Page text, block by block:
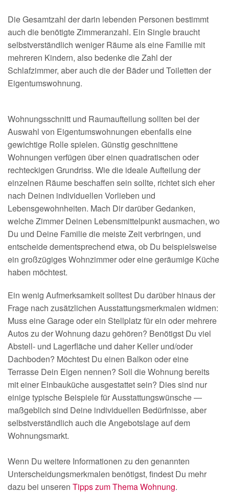
Die Gesamtzahl der darin lebenden Personen bestimmt
auch die benötigte Zimmeranzahl. Ein Single braucht
selbstverständlich weniger Räume als eine Familie mit
mehreren Kindern, also bedenke die Zahl der
Schlafzimmer, aber auch die der Bäder und Toiletten der
Eigentumswohnung.
Wohnungsschnitt und Raumaufteilung sollten bei der
Auswahl von Eigentumswohnungen ebenfalls eine
gewichtige Rolle spielen. Günstig geschnittene
Wohnungen verfügen über einen quadratischen oder
rechteckigen Grundriss. Wie die ideale Aufteilung der
einzelnen Räume beschaffen sein sollte, richtet sich eher
nach Deinen individuellen Vorlieben und
Lebensgewohnheiten. Mach Dir darüber Gedanken,
welche Zimmer Deinen Lebensmittelpunkt ausmachen, wo
Du und Deine Familie die meiste Zeit verbringen, und
entscheide dementsprechend etwa, ob Du beispielsweise
ein großzügiges Wohnzimmer oder eine geräumige Küche
haben möchtest.
Ein wenig Aufmerksamkeit solltest Du darüber hinaus der
Frage nach zusätzlichen Ausstattungsmerkmalen widmen:
Muss eine Garage oder ein Stellplatz für ein oder mehrere
Autos zu der Wohnung dazu gehören? Benötigst Du viel
Abstell- und Lagerfläche und daher Keller und/oder
Dachboden? Möchtest Du einen Balkon oder eine
Terrasse Dein Eigen nennen? Soll die Wohnung bereits
mit einer Einbauküche ausgestattet sein? Dies sind nur
einige typische Beispiele für Ausstattungswünsche —
maßgeblich sind Deine individuellen Bedürfnisse, aber
selbstverständlich auch die Angebotslage auf dem
Wohnungsmarkt.
Wenn Du weitere Informationen zu den genannten
Unterscheidungsmerkmalen benötigst, findest Du mehr
dazu bei unseren Tipps zum Thema Wohnung.